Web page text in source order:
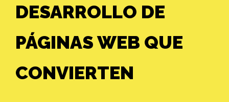
DESARROLLO DE
PÁGINAS WEB QUE
CONVIERTEN